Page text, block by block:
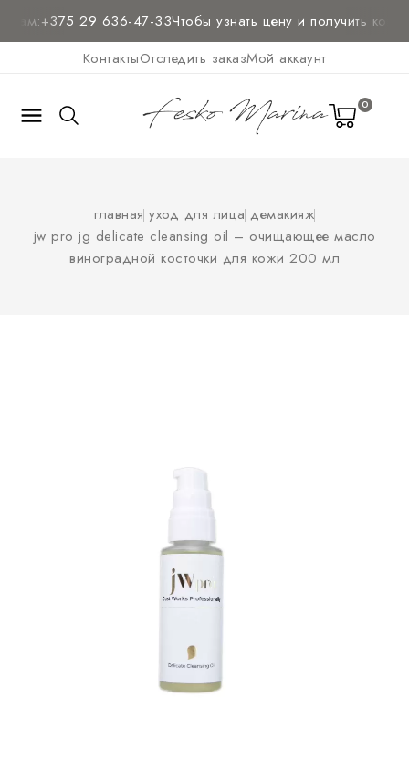
+375 29 636-47-33Чтобы узнать цену иполучить
КонтактыОтследить заказМой аккаунт
 0
главная уход для лица демакияж
jw pro jg delicate cleansing oil – очищающее масло
виноградной косточки для кожи 200 мл